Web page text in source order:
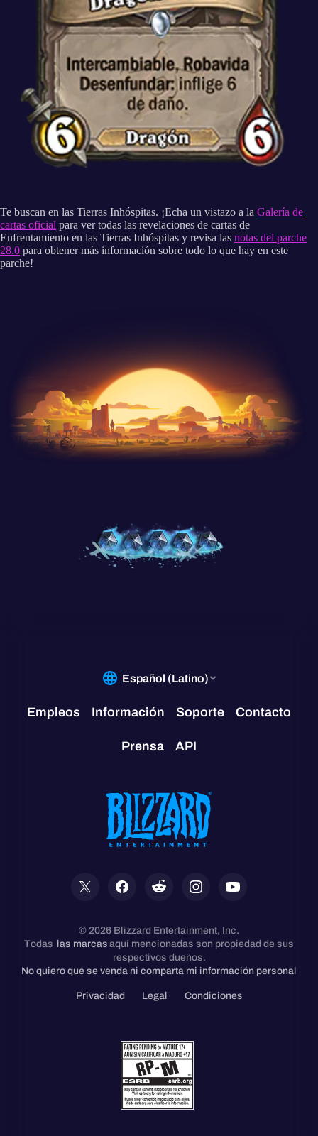
Te buscan en las Tierras Inhóspitas. ¡Echa un vistazo a la Galería de
cartas oficial para ver todas las revelaciones de cartas de
Enfrentamiento en las Tierras Inhóspitas y revisa las notas del parche
28.0 para obtener más información sobre todo lo que hay en este
parche!